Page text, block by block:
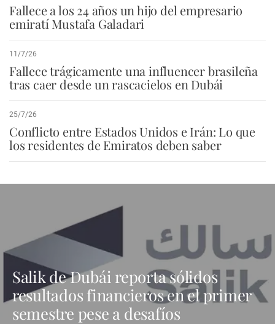
Fallece a los 24 años un hijo del empresario
emiratí Mustafa Galadari
11/7/26
Fallece trágicamente una influencer brasileña
tras caer desde un rascacielos en Dubái
25/7/26
Conflicto entre Estados Unidos e Irán: Lo que
los residentes de Emiratos deben saber
Salik de Dubái reporta sólidos
resultados financieros en el primer
semestre pese a desafíos